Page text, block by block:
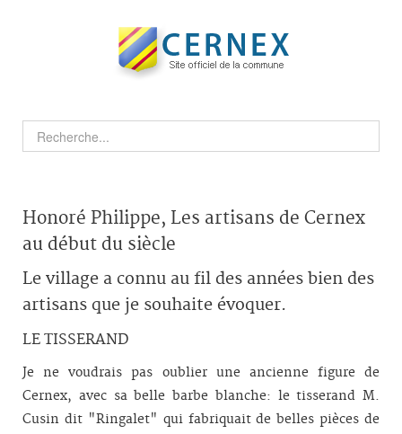
Honoré Philippe, Les artisans de Cernex
au début du siècle
Le village a connu au fil des années bien des
artisans que je souhaite évoquer.
LE TISSERAND
Je ne voudrais pas oublier une ancienne figure de
Cernex, avec sa belle barbe blanche: le tisserand M.
Cusin dit "Ringalet" qui fabriquait de belles pièces de